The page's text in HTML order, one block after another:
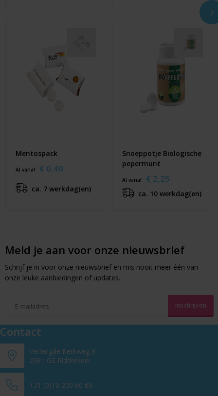
Mentospack
Al vanaf € 0,40
ca. 7 werkdag(en)
Snoeppotje Biologische
pepermunt
Al vanaf € 2,25
ca. 10 werkdag(en)
Meld je aan voor onze nieuwsbrief
Schrijf je in voor onze nieuwsbrief en mis nooit meer één van
onze leuke aanbiedingen of updates.
Contact
Verlengde Kerkweg 9
2981 GE Ridderkerk
+31 (0)10 200 60 60